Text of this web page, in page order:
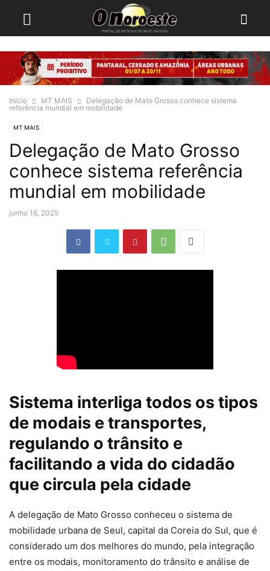
Início MT MAIS
Delegação de Mato Grosso conhece sistema
referência mundial em mobilidade
MT MAIS
Delegação de Mato Grosso
conhece sistema referência
mundial em mobilidade
junho 16, 2025
Sistema interliga todos os tipos
de modais e transportes,
regulando o trânsito e
facilitando a vida do cidadão
que circula pela cidade
A delegação de Mato Grosso conheceu o sistema de
mobilidade urbana de Seul, capital da Coreia do Sul, que é
considerado um dos melhores do mundo, pela integração
entre os modais, monitoramento do trânsito e análise de